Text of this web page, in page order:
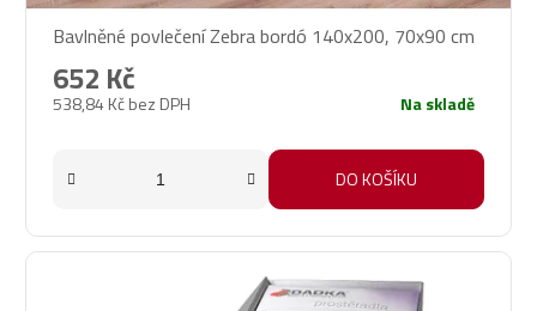
Bavlněné povlečení Zebra bordó 140x200, 70x90 cm
538,84 Kč bez DPH
652 Kč
Na skladě
DO KOŠÍKU